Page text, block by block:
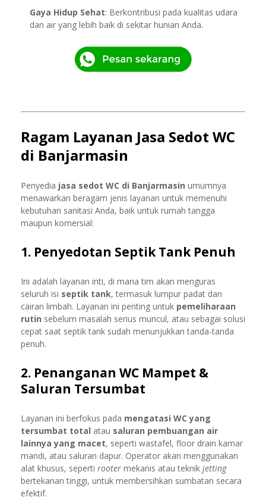
Gaya Hidup Sehat: Berkontribusi pada kualitas udara
dan air yang lebih baik di sekitar hunian Anda.
Ragam Layanan Jasa Sedot WC
di Banjarmasin
Penyedia jasa sedot WC di Banjarmasin umumnya
menawarkan beragam jenis layanan untuk memenuhi
kebutuhan sanitasi Anda, baik untuk rumah tangga
maupun komersial:
1. Penyedotan Septik Tank Penuh
Ini adalah layanan inti, di mana tim akan menguras
seluruh isi septik tank, termasuk lumpur padat dan
cairan limbah. Layanan ini penting untuk pemeliharaan
rutin sebelum masalah serius muncul, atau sebagai solusi
cepat saat septik tank sudah menunjukkan tanda-tanda
penuh.
2. Penanganan WC Mampet &
Saluran Tersumbat
Layanan ini berfokus pada mengatasi WC yang
tersumbat total atau saluran pembuangan air
lainnya yang macet, seperti wastafel, floor drain kamar
mandi, atau saluran dapur. Operator akan menggunakan
alat khusus, seperti rooter mekanis atau teknik jetting
bertekanan tinggi, untuk membersihkan sumbatan secara
efektif.